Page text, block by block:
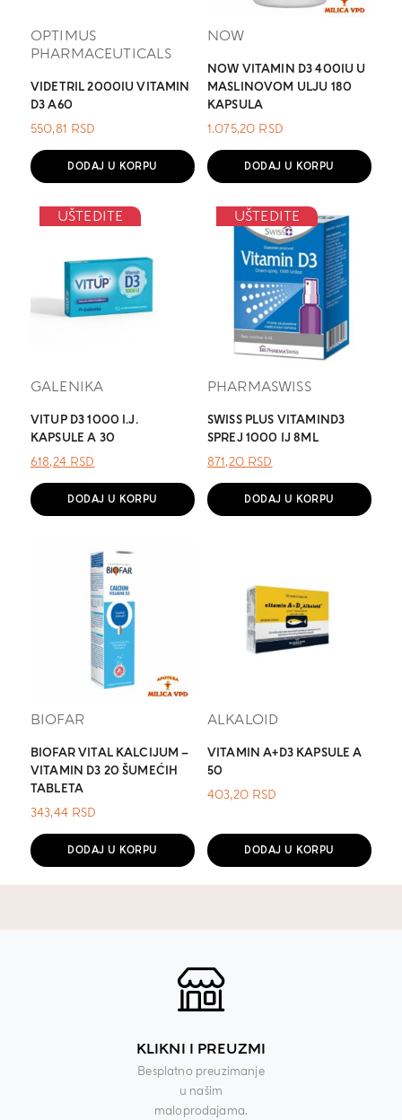
OPTIMUS
PHARMACEUTICALS
VIDETRIL 2000IU VITAMIN
D3 A60
550,81 RSD
DODAJ U KORPU
NOW
NOW VITAMIN D3 400IU U
MASLINOVOM ULJU 180
KAPSULA
1.075,20 RSD
DODAJ U KORPU
UŠTEDITE
GALENIKA
VITUP D3 1000 I.J.
KAPSULE A 30
ОРИГИНАЛНА
ЈЕ
БИЛА:
618,24 RSD
ЈЕ:
DODAJ U KORPU
UŠTEDITE
PHARMASWISS
SWISS PLUS VITAMIND3
SPREJ 1000 IJ 8ML
ОРИГИНАЛНА
ЈЕ
БИЛА:
871,20 RSD
ЈЕ:
DODAJ U KORPU
BIOFAR
BIOFAR VITAL KALCIJUM –
VITAMIN D3 20 ŠUMEĆIH
TABLETA
343,44 RSD
DODAJ U KORPU
ALKALOID
VITAMIN A+D3 KAPSULE A
50
403,20 RSD
DODAJ U KORPU
KLIKNI I PREUZMI
Besplatno preuzimanje
u našim
maloprodajama.